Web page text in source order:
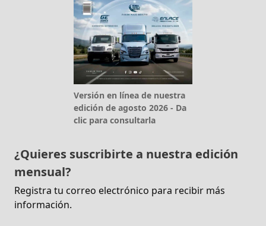
Versión en línea de nuestra
edición de agosto 2026 - Da
clic para consultarla
¿Quieres suscribirte a nuestra edición
mensual?
Registra tu correo electrónico para recibir más
información.